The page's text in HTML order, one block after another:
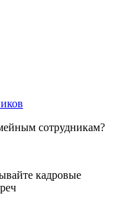
сотрудникам?
кадровые